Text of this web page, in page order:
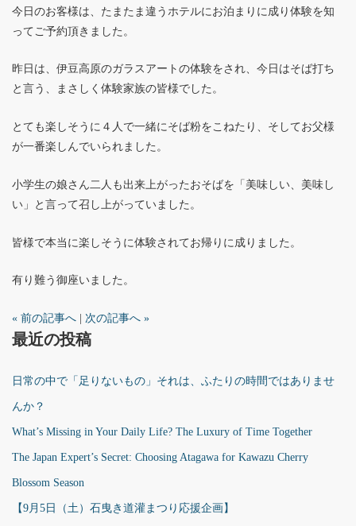
今日のお客様は、たまたま違うホテルにお泊まりに成り体験を知
ってご予約頂きました。
昨日は、伊豆高原のガラスアートの体験をされ、今日はそば打ち
と言う、まさしく体験家族の皆様でした。
とても楽しそうに４人で一緒にそば粉をこねたり、そしてお父様
が一番楽しんでいられました。
小学生の娘さん二人も出来上がったおそばを「美味しい、美味し
い」と言って召し上がっていました。
皆様で本当に楽しそうに体験されてお帰りに成りました。
有り難う御座いました。
« 前の記事へ 次の記事へ »
最近の投稿
日常の中で「足りないもの」それは、ふたりの時間ではありませ
んか？
What’s Missing in Your Daily Life? The Luxury of Time Together
The Japan Expert’s Secret: Choosing Atagawa for Kawazu Cherry
Blossom Season
【9月5日（土）石曳き道灌まつり応援企画】